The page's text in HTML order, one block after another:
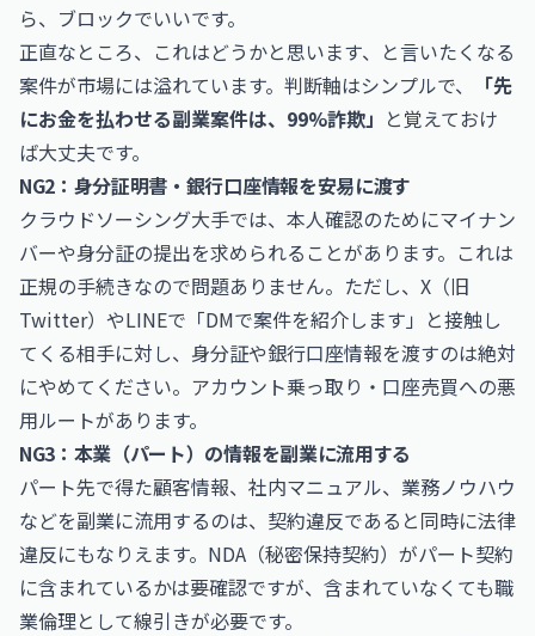
ら、ブロックでいいです。
正直なところ、これはどうかと思います、と言いたくなる
案件が市場には溢れています。判断軸はシンプルで、
「先
にお金を払わせる副業案件は、99%詐欺」 と覚えておけ
ば大丈夫です。
NG2：身分証明書・銀行口座情報を安易に渡す
クラウドソーシング大手では、本人確認のためにマイナン
バーや身分証の提出を求められることがあります。これは
正規の手続きなので問題ありません。ただし、X（旧
Twitter）やLINEで「DMで案件を紹介します」と接触し
てくる相手に対し、身分証や銀行口座情報を渡すのは絶対
にやめてください。アカウント乗っ取り・口座売買への悪
用ルートがあります。
NG3：本業（パート）の情報を副業に流用する
パート先で得た顧客情報、社内マニュアル、業務ノウハウ
などを副業に流用するのは、契約違反であると同時に法律
違反にもなりえます。NDA（秘密保持契約）がパート契約
に含まれているかは要確認ですが、含まれていなくても職
業倫理として線引きが必要です。